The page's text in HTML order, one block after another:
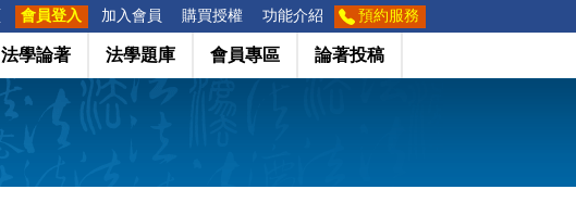
會員登入 加入會員 購買授權 功能介紹 預約服務
法學論著 法學題庫 會員專區 論著投稿